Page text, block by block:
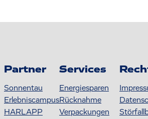
Partner
Sonnentau
Erlebniscampus
HARLAPP
Services
Energiesparen
Rücknahme
Verpackungen